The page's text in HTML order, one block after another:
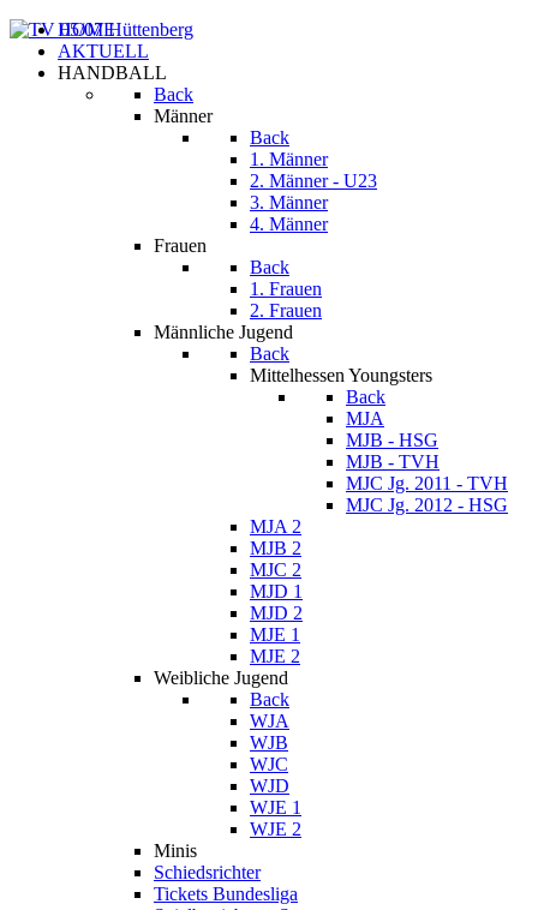
HOME
AKTUELL
HANDBALL
Back
Männer
Back
1. Männer
2. Männer - U23
3. Männer
4. Männer
Frauen
Back
1. Frauen
2. Frauen
Männliche Jugend
Back
Mittelhessen Youngsters
Back
MJA
MJB - HSG
MJB - TVH
MJC Jg. 2011 - TVH
MJC Jg. 2012 - HSG
MJA 2
MJB 2
MJC 2
MJD 1
MJD 2
MJE 1
MJE 2
Weibliche Jugend
Back
WJA
WJB
WJC
WJD
WJE 1
WJE 2
Minis
Schiedsrichter
Tickets Bundesliga